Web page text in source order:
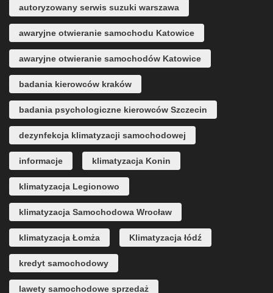
autoryzowany serwis suzuki warszawa
awaryjne otwieranie samochodu Katowice
awaryjne otwieranie samochodów Katowice
badania kierowców kraków
badania psychologiczne kierowców Szczecin
dezynfekcja klimatyzacji samochodowej
informacje klimatyzacja Konin
klimatyzacja Legionowo
klimatyzacja Samochodowa Wrocław
klimatyzacja Łomża Klimatyzacja łódź
kredyt samochodowy
lawety samochodowe sprzedaż